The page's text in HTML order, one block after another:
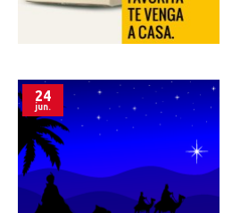
24
jun.